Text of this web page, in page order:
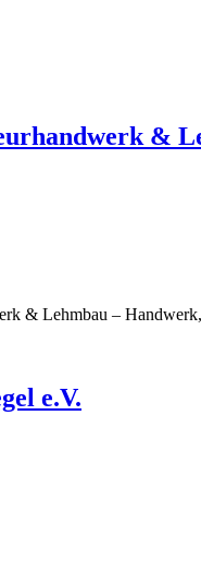
&
& Lehmbau –
e.V.